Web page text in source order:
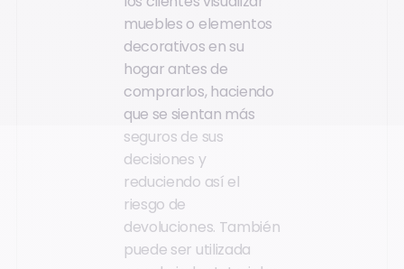
muebles o elementos
decorativos en su
hogar antes de
comprarlos, haciendo
que se sientan más
seguros de sus
decisiones y
reduciendo así el
riesgo de
devoluciones. También
puede ser utilizada